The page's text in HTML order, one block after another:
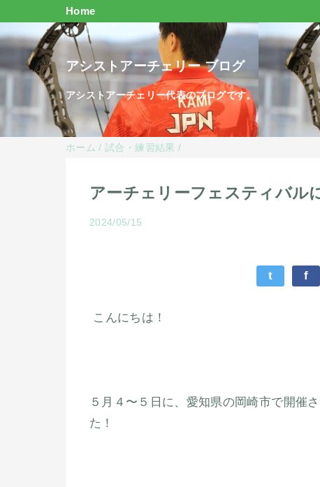
Home
アシストアーチェリー ブログ
アシストアーチェリー代表のブログです。
ホーム /試合・練習結果 /
アーチェリーフェスティバル
2024/05/15
t f
こんにちは！
５月４〜５日に、愛知県の岡崎市で開催さ
た！